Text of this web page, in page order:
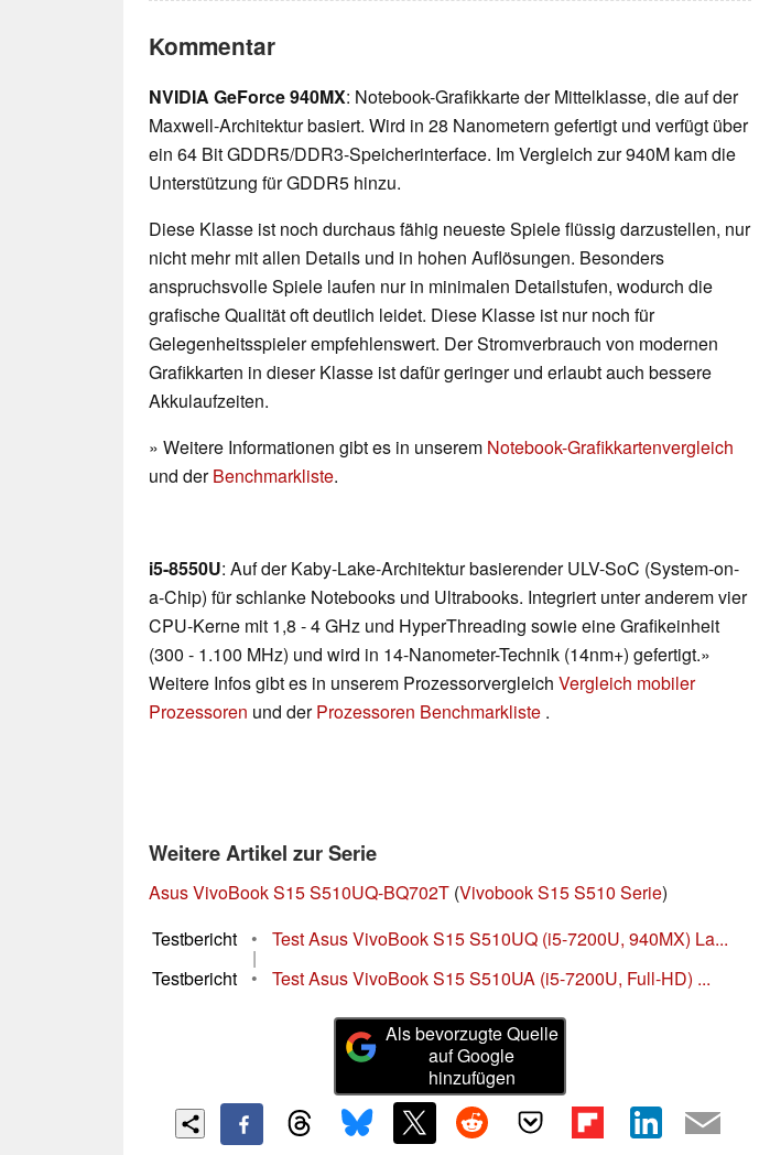
Kommentar
NVIDIA GeForce 940MX: Notebook-Grafikkarte der Mittelklasse, die auf der
Maxwell-Architektur basiert. Wird in 28 Nanometern gefertigt und verfügt über
ein 64 Bit GDDR5/DDR3-Speicherinterface. Im Vergleich zur 940M kam die
Unterstützung für GDDR5 hinzu.
Diese Klasse ist noch durchaus fähig neueste Spiele flüssig darzustellen, nur
nicht mehr mit allen Details und in hohen Auflösungen. Besonders
anspruchsvolle Spiele laufen nur in minimalen Detailstufen, wodurch die
grafische Qualität oft deutlich leidet. Diese Klasse ist nur noch für
Gelegenheitsspieler empfehlenswert. Der Stromverbrauch von modernen
Grafikkarten in dieser Klasse ist dafür geringer und erlaubt auch bessere
Akkulaufzeiten.
» Weitere Informationen gibt es in unserem Notebook-Grafikkartenvergleich
und derBenchmarkliste.
i5-8550U: Auf der Kaby-Lake-Architektur basierender ULV-SoC (System-on-
a-Chip) für schlanke Notebooks und Ultrabooks. Integriert unter anderem vier
CPU-Kerne mit 1,8 - 4 GHz und HyperThreading sowie eine Grafikeinheit
(300 - 1.100 MHz) und wird in 14-Nanometer-Technik (14nm+) gefertigt.»
Weitere Infos gibt es in unserem Prozessorvergleich Vergleich mobiler
Prozessoren und derProzessoren Benchmarkliste .
Weitere Artikel zur Serie
Asus VivoBook S15 S510UQ-BQ702T (Vivobook S15 S510 Serie)
Testbericht
• Test Asus VivoBook S15 S510UQ (i5-7200U, 940MX) La...
|
Testbericht
• Test Asus VivoBook S15 S510UA (i5-7200U, Full-HD) ...
Als bevorzugte Quelle
auf Google
hinzufügen